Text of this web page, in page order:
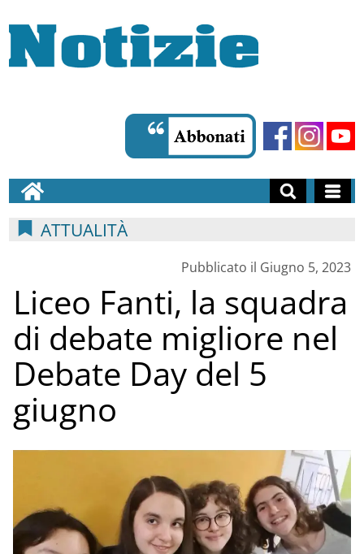
ATTUALITÀ
Pubblicato il Giugno 5, 2023
Liceo Fanti, la squadra
di debate migliore nel
Debate Day del 5
giugno